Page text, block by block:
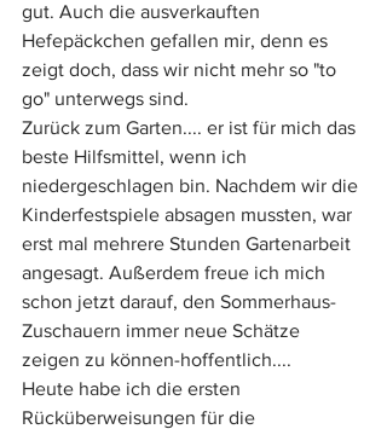
gut. Auch die ausverkauften
Hefepäckchen gefallen mir, denn es
zeigt doch, dass wir nicht mehr so "to
go" unterwegs sind.
Zurück zum Garten.... er ist für mich das
beste Hilfsmittel, wenn ich
niedergeschlagen bin. Nachdem wir die
Kinderfestspiele absagen mussten, war
erst mal mehrere Stunden Gartenarbeit
angesagt. Außerdem freue ich mich
schon jetzt darauf, den Sommerhaus-
Zuschauern immer neue Schätze
zeigen zu können-hoffentlich....
Heute habe ich die ersten
Rücküberweisungen für die